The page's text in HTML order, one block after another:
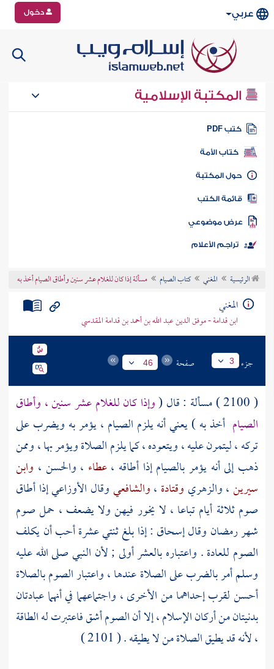
عربي دخول
المكتبة الإسلامية
كتب PDF
كتاب الأمة
المكتبة
الكتب
موضوعي
تراجم الأعلام
الرئيسية المغني كتاب الصيام مسألة إذا كان للغلام عشر سنين وأطاق الصيام أخذ به
المغني
ابن قدامة - موفق الدين عبد الله بن أحمد بن قدامة المقدسي
جزء 3 صفحة 46
( 2100 ) مسألة : قال (
وإذا كان للغلام عشر سنين ، وأطاق
الصيام أخذ به ) يعني أنه يلزم الصيام ، يؤمر به ويضرب على
تركه ، ليتمرن عليه ، ويتعوده ، كما يلزم الصلاة ويؤمر بها ، وممن
ذهب إلى أنه يؤمر بالصيام إذا أطاقه ،عطاء ، والحسن ، وابن
سيرين،والزهري وقتادة ،والشافعيوقال الأوزاعيإذا أطاق
صوم ثلاثة أيام تباعا ، لا يخور فيهن ولا يضعف ، حمل صوم
شهر رمضان وقالإسحاق : إذا بلغ ثنتي عشرة أحب أن يكلف
الصوم للعادة . واعتباره بالعشر أولى ; لأن النبي صلى الله عليه
وسلم أمر بالضرب على الصلاة عندها ، واعتبار الصوم بالصلاة
أحسن لقرب إحداهما من الأخرى ، واجتماعهما في أنهما عبادتان
بدنيتان من أركان الإسلام ، إلا أن الصوم أشق فاعتبرت له الطاقة
، لأنه قد يطيق الصلاة من لا يطيقه . ( 2101 )